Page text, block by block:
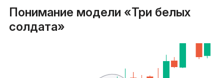
Понимание модели «Три белых
солдата»